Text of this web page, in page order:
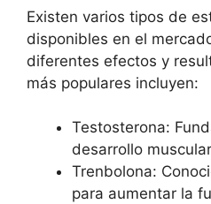
Existen varios tipos de
disponibles en el
diferentes efectos y
más populares incluyen:
Testosterona:
desarrollo
Trenbolona:
para aumentar la